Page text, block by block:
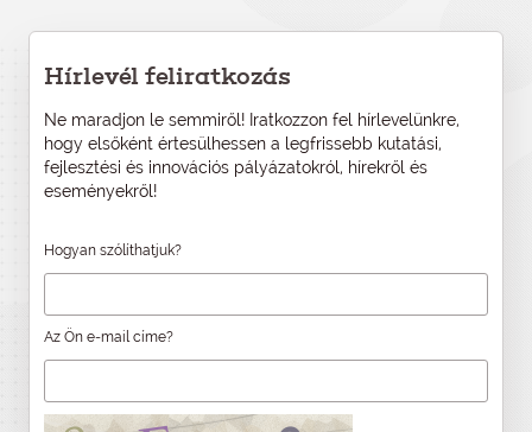
Hírlevél feliratkozás
Ne maradjon le semmiről! Iratkozzon fel hírlevelünkre,
hogy elsőként értesülhessen a legfrissebb kutatási,
fejlesztési és innovációs pályázatokról, hírekről és
eseményekről!
Hogyan szólíthatjuk?
Az Ön e-mail címe?